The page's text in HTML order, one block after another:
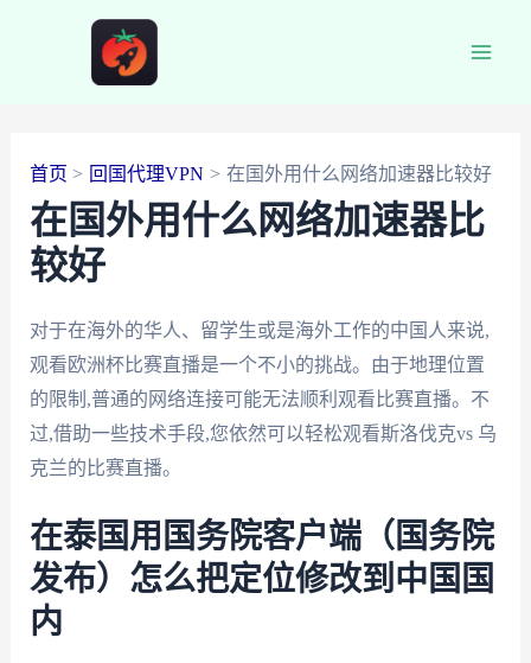
首页 回国代理VPN 在国外用什么网络加速器比较好
在国外用什么网络加速器比
较好
对于在海外的华人、留学生或是海外工作的中国人来说,
观看欧洲杯比赛直播是一个不小的挑战。由于地理位置
的限制,普通的网络连接可能无法顺利观看比赛直播。不
过,借助一些技术手段,您依然可以轻松观看斯洛伐克vs 乌
克兰的比赛直播。
在泰国用国务院客户端（国务院
发布）怎么把定位修改到中国国
内